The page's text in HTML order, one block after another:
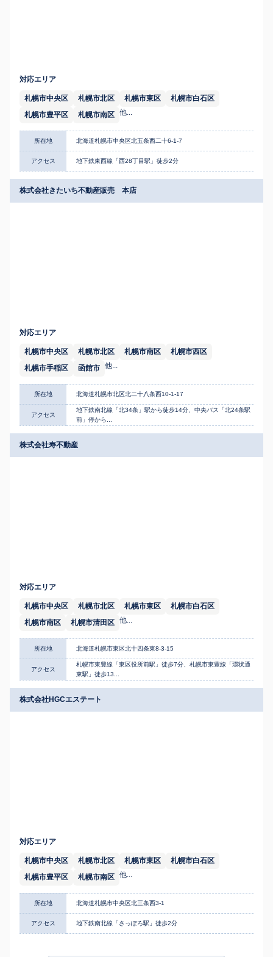
対応エリア
札幌市中央区 札幌市北区 札幌市東区
札幌市白石区
札幌市豊平区
札幌市南区 他...
所在地 北海道札幌市中央区北五条西二十6-1-7
アクセス 地下鉄東西線「西28丁目駅」徒歩2分
株式会社きたいち不動産販売 本店
対応エリア
札幌市中央区 札幌市北区 札幌市南区
札幌市西区
札幌市手稲区
函館市 他...
所在地 北海道札幌市北区北二十八条西10-1-17
アクセス
地下鉄南北線「北34条」駅から徒歩14分、中央バス「北24条駅
前」停から...
株式会社寿不動産
対応エリア
札幌市中央区 札幌市北区 札幌市東区
札幌市白石区
札幌市南区
札幌市清田区 他...
所在地 北海道札幌市東区北十四条東8-3-15
アクセス
札幌市東豊線「東区役所前駅」徒歩7分、札幌市東豊線「環状通
東駅」徒歩13...
株式会社HGCエステート
対応エリア
札幌市中央区 札幌市北区 札幌市東区
札幌市白石区
札幌市豊平区
札幌市南区 他...
所在地 北海道札幌市中央区北三条西3-1
アクセス 地下鉄南北線「さっぽろ駅」徒歩2分